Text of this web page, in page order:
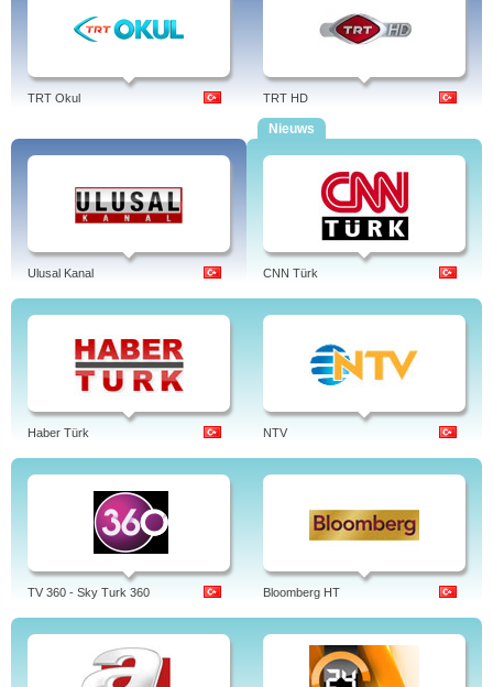
TRT Okul TRT HD
Ulusal Kanal
Nieuws
CNN Türk
Haber Türk NTV
TV 360 - Sky Turk 360 Bloomberg HT